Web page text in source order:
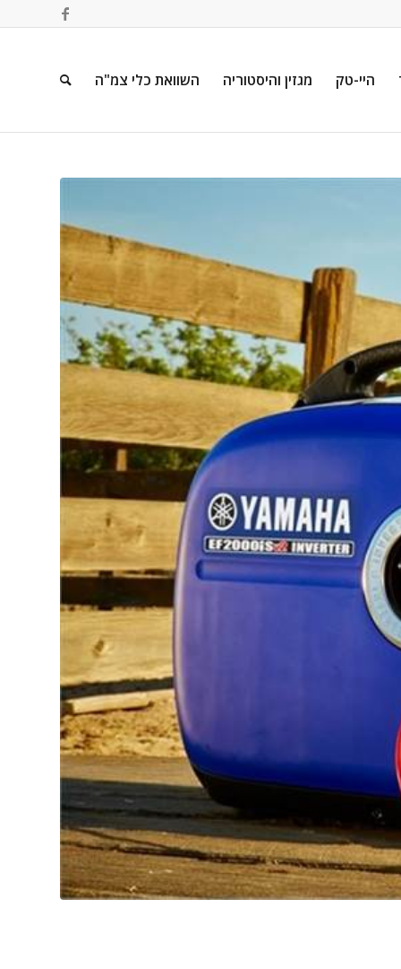
היי-טק מגזין והיסטוריה השוואת כלי צמ"ה